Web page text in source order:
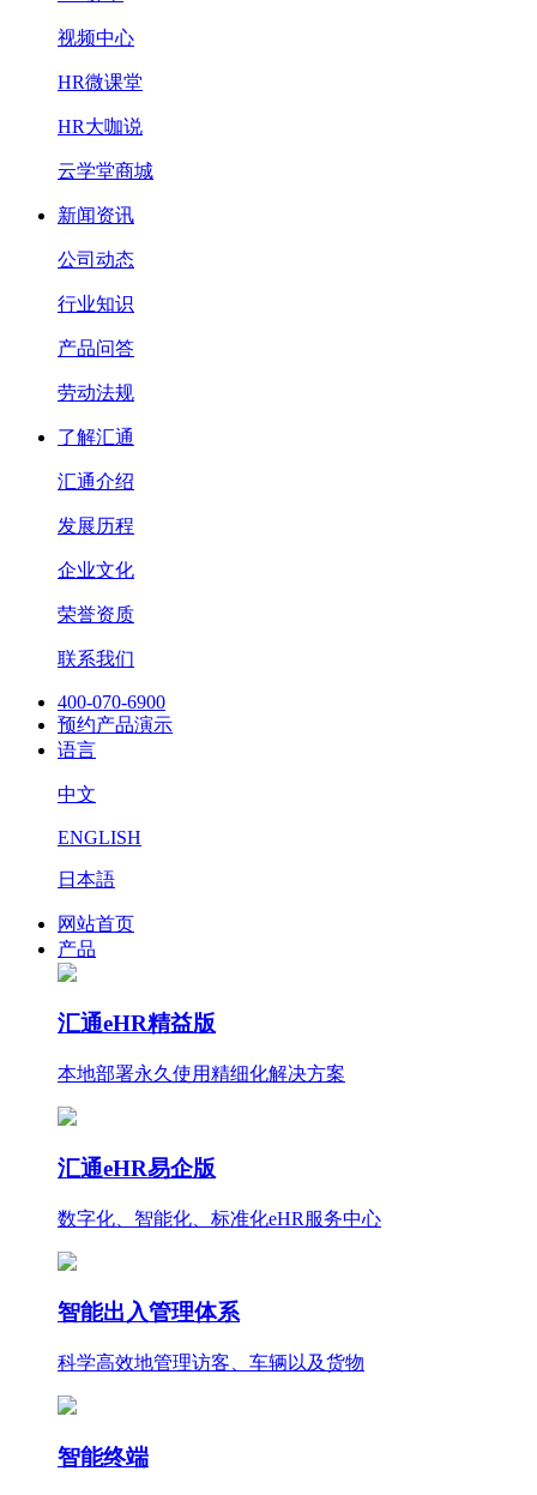
视频中心
HR微课堂
HR大咖说
云学堂商城
新闻资讯
公司动态
行业知识
产品问答
劳动法规
了解汇通
汇通介绍
发展历程
企业文化
荣誉资质
联系我们
400-070-6900
预约产品演示
语言
中文
ENGLISH
日本語
网站首页
产品
汇通eHR精益版
本地部署永久使用精细化解决方案
汇通eHR易企版
数字化、智能化、标准化eHR服务中心
智能出入管理体系
科学高效地管理访客、车辆以及货物
智能终端